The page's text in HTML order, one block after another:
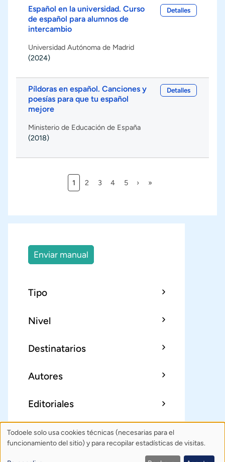
Español en la universidad. Curso
de español para alumnos de
intercambio
Universidad Autónoma de Madrid
(2024)
Detalles
Píldoras en español. Canciones y
poesías para que tu español
mejore
Ministerio de Educación de España
(2018)
Detalles
Paginación
Página actual
1 Página
2 Página
3 Página
4 Página
5 Siguiente página
› Última página
»
Enviar manual
Tipo
Nivel
Destinatarios
Autores
Editoriales
Sobre TodoeleÍndice Publica
Uso
Todoele solo usa cookies técnicas (necesarias para el
funcionamiento del sitio) y para recopilar estadísticas de visitas.